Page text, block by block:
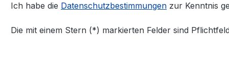
Ich habe die Datenschutzbestimmungen zur Kenntnis
Die mit einem Stern (*) markierten Felder sind